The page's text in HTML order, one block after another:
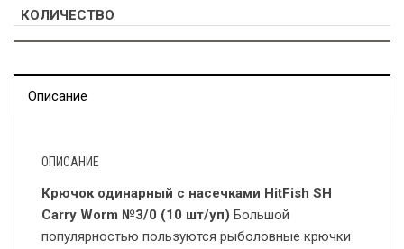
Описание
ОПИСАНИЕ
Крючок одинарный с насечками HitFish SH
Carry Worm №3/0 (10 шт/уп) Большой
популярностью пользуются рыболовные крючки